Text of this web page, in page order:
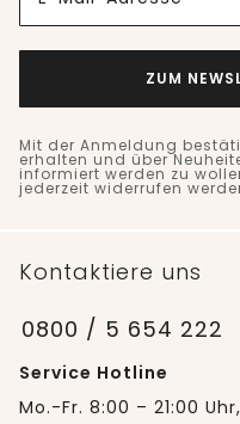
ZUM
Mit der Anmeldung
erhalten und über
informiert werden zu
jederzeit widerrufen
Kontaktiere uns
0800 / 5 654 222
Service Hotline
Mo.-Fr. 8:00 – 21:00